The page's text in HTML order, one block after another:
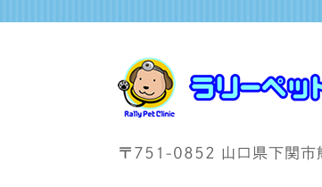
〒751-0852 山口県下関